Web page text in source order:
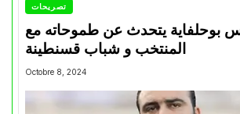
تصريحات
بوحلفاية يتحدث عن طموحاته مع
المنتخب و شباب قسنطينة
Octobre 8, 2024